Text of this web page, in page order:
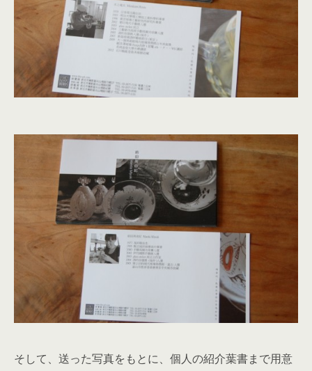
そして、送った写真をもとに、個人の紹介葉書まで用意